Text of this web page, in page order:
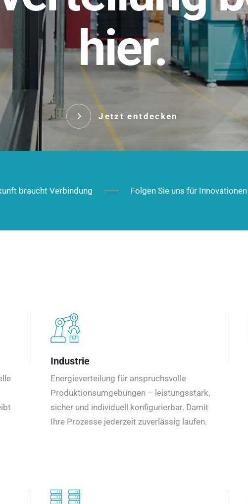
hier.
Jetzt entdecken
Robust im Alltag,
im Ausbau.
Das innovative
robust, IP-geschützt und
Jetzt
braucht Verbindung Folgen Sie uns für
Industrie
Energieverteilung für anspruchsvolle
Produktionsumgebungen – leistungsstark,
sicher und individuell konfigurierbar. Damit
Ihre Prozesse jederzeit zuverlässig laufen.